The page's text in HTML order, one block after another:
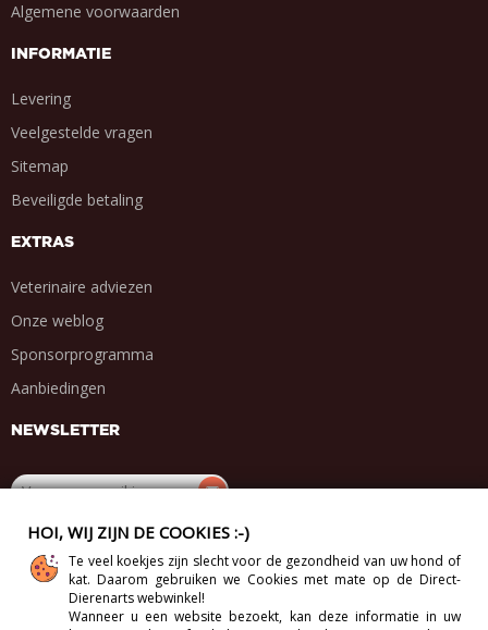
Algemene voorwaarden
INFORMATIE
Levering
Veelgestelde vragen
Sitemap
Beveiligde betaling
EXTRAS
Veterinaire adviezen
Onze weblog
Sponsorprogramma
Aanbiedingen
NEWSLETTER
. . . .
HOI, WIJ ZIJN DE COOKIES :-)
Te veel koekjes zijn slecht voor de gezondheid van uw hond of
kat. Daarom gebruiken we Cookies met mate op de Direct-
Dierenarts webwinkel!
Wanneer u een website bezoekt, kan deze informatie in uw